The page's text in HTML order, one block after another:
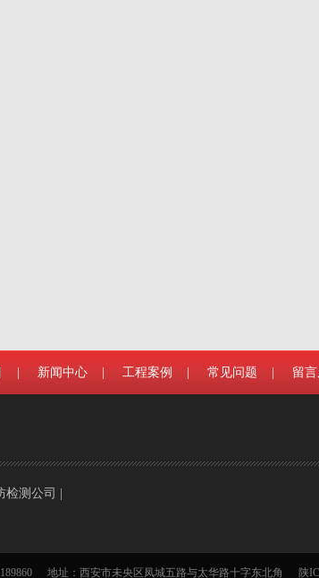
新闻中心 工程案例 常见问题 留
检测公司
地址：西安市未央区凤城五路与太华路十字东北角 陕